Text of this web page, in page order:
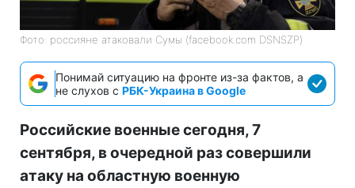
Фото: россияне атаковали Сумы (facebook.com DSNSZP)
Понимай ситуацию на фронте из-за фактов, а
не слухов с РБК-Украина в Google
Российские военные сегодня, 7
сентября, в очередной раз совершили
атаку на областную военную